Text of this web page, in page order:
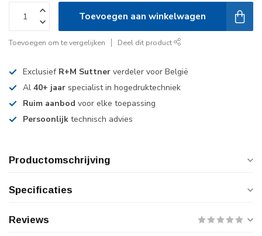
Toevoegen aan winkelwagen
Toevoegen om te vergelijken Deel dit product
Exclusief R+M Suttner verdeler voor België
Al 40+ jaar specialist in hogedruktechniek
Ruim aanbod voor elke toepassing
Persoonlijk technisch advies
Productomschrijving
Specificaties
Reviews